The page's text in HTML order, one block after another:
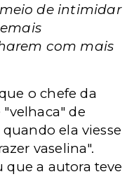
de intimidar
com mais
o chefe da
de
ela viesse
vaselina".
a autora teve